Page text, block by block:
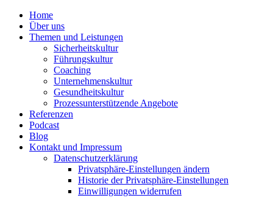
Home
Über uns
Themen und Leistungen
Sicher­heits­kultur
Führungs­kultur
Coaching
Unter­neh­mens­kultur
Gesund­heits­kultur
Prozess­un­ter­stüt­zende Angebote
Referenzen
Podcast
Blog
Kontakt und Impressum
Daten­schutz­er­klärung
Privat­sphäre-Einstel­lungen ändern
Historie der Privat­sphäre-Einstel­lungen
Einwil­li­gungen wider­rufen